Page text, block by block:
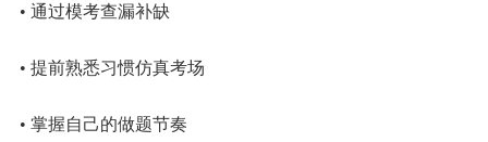
• 通过模考查漏补缺
• 提前熟悉习惯仿真考场
• 掌握自己的做题节奏